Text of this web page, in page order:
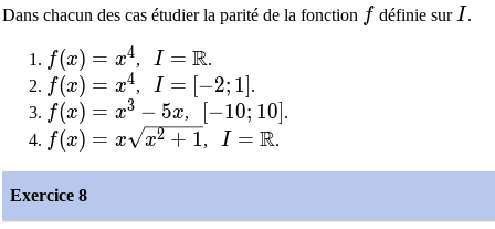
Dans chacun des cas étudier la parité de la fonction ff définie surI
I .
f(x)=x^4
f(x) = x4, I=\mathbb{R}
I = R.
f(x)=x^4
f(x) = x4, I=[-2;1]
I = [−2; 1].
f(x)=x^3-5x
f(x) = x3 − 5x, [-10;10]
[−10; 10].
f(x)=x\sqrt{x^2+1}
f(x) = x x2 + 1, I=\mathbb{R}
I = R.
Exercice 8